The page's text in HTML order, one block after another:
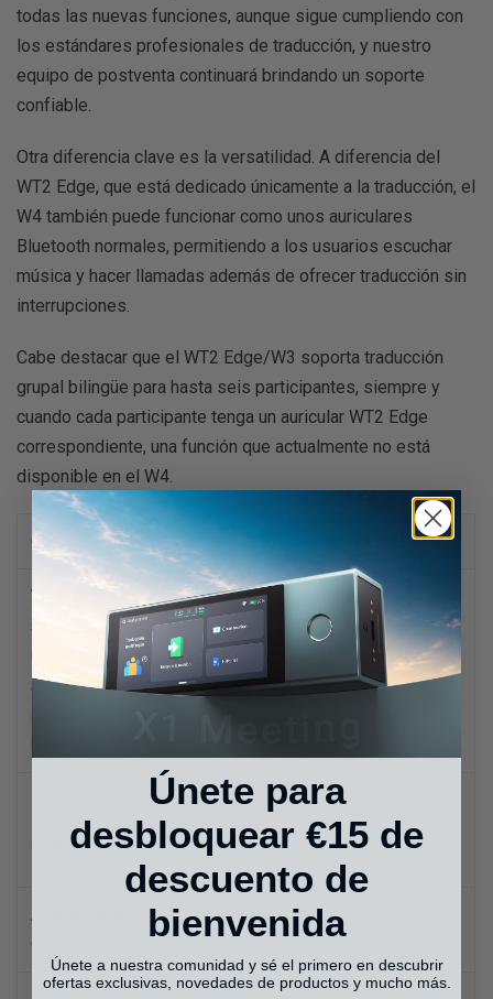
todas las nuevas funciones, aunque sigue cumpliendo con
los estándares profesionales de traducción, y nuestro
equipo de postventa continuará brindando un soporte
confiable.
Otra diferencia clave es la versatilidad. A diferencia del
WT2 Edge, que está dedicado únicamente a la traducción, el
W4 también puede funcionar como unos auriculares
Bluetooth normales, permitiendo a los usuarios escuchar
música y hacer llamadas además de ofrecer traducción sin
interrupciones.
Cabe destacar que el WT2 Edge/W3 soporta traducción
grupal bilingüe para hasta seis participantes, siempre y
cuando cada participante tenga un auricular WT2 Edge
correspondiente, una función que actualmente no está
disponible en el W4.
Característica W4 WT2 Edge/W3
Traducción
simultánea
uno a uno (un
auricular por
Sí
reproducir
Sí
No (dividido en
modo
Actualización
OTA
Sí No
Únete para
desbloquear €15 de
descuento de
bienvenida
Únete a nuestra comunidad y sé el primero en descubrir
ofertas exclusivas, novedades de productos y mucho más.